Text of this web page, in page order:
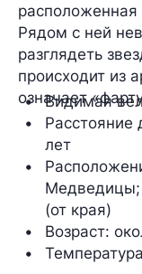
расположенная
Рядом с ней
разглядеть
происходит из
означает
Видимая
Расстояние
лет
Медведицы;
(от края)
Возраст: